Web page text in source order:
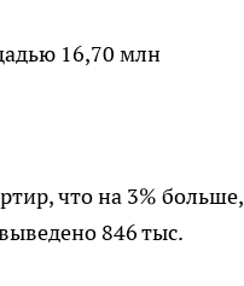
16,70 млн
что на 3% больше,
846 тыс.